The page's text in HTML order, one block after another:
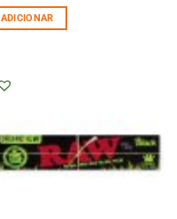
ADICIONAR